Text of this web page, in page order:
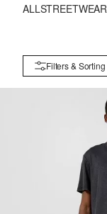
ALLSTREETWEAR
Filters & Sorting